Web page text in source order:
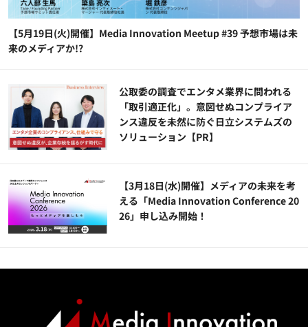
【5月19日(火)開催】Media Innovation Meetup #39 予想市場は未
来のメディアか!?
公​​取委の調査でエンタメ業界に問われる
「取引適正化」。意図せぬコンプライア
ンス違反を未然に防ぐ日立システムズの
ソリューション​【PR】
【3月18日(水)開催】メディアの未来を考
える「Media Innovation Conference 20
26」申し込み開始！